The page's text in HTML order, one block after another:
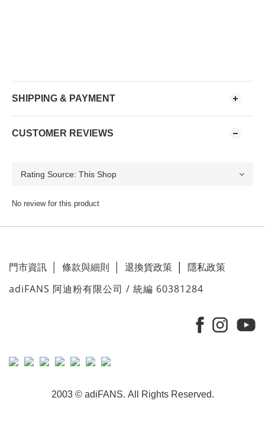
SHIPPING & PAYMENT
CUSTOMER REVIEWS
No review for this product
門市資訊 條款與細則 退換貨政策 隱私政策
adiFANS 阿迪粉有限公司 / 統編 60381284
2003 © adiFANS. All Rights Reserved.